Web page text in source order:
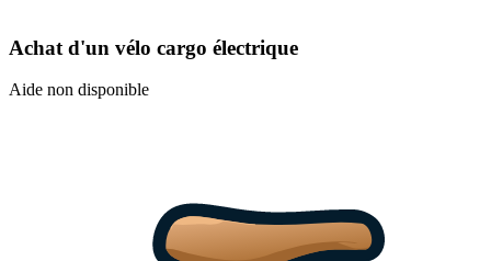
Achat d'un vélo cargo électrique
Aide non disponible